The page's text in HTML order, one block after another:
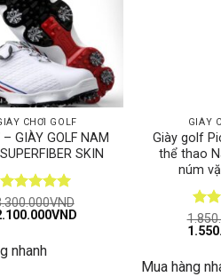
CHƠI GOLF
GIÀY GOLF NAM
SKIN
Được xếp
hạng55
VND
VND
2.100.000VND.
nhanh
GIÀY
Giày golf
thể thao
núm
Giá
Mua hàng